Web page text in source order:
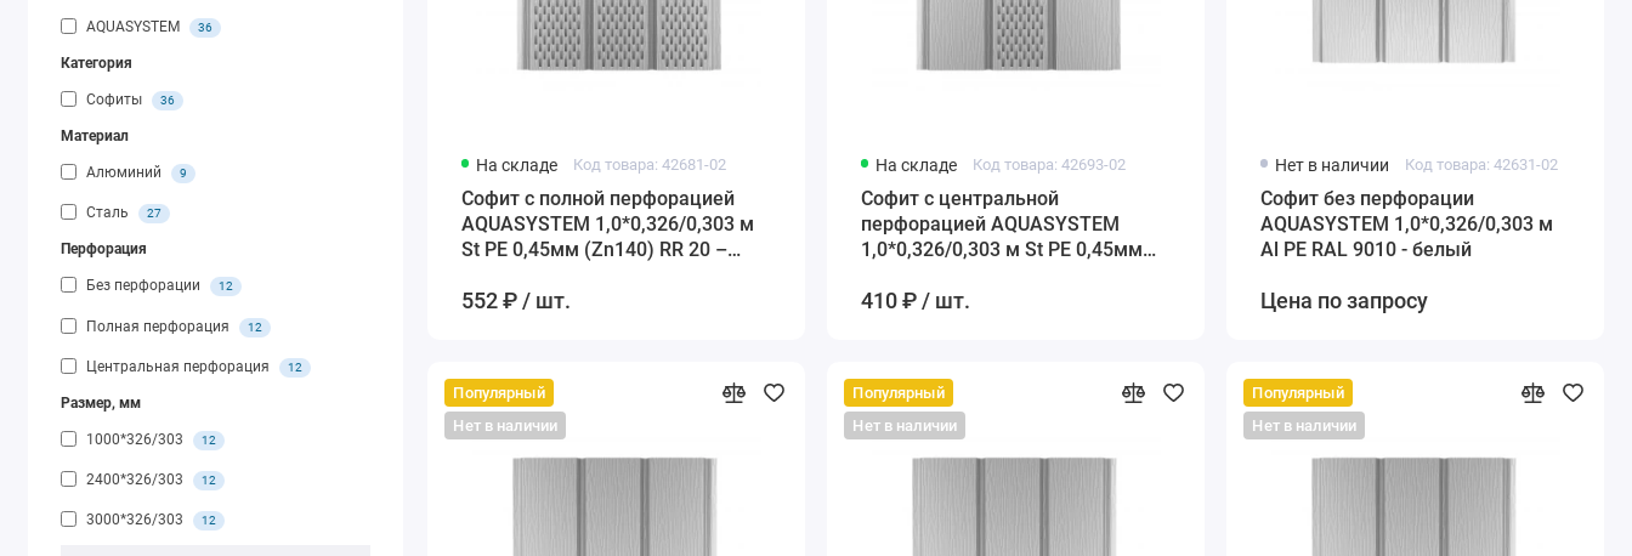
AQUASYSTEM 36
Категория
Софиты 36
Материал
Алюминий 9
Сталь 27
Перфорация
Без перфорации 12
Полная перфорация 12
Центральная перфорация 12
Размер, мм
1000*326/303 12
2400*326/303 12
3000*326/303 12
На складе Код товара: 42681-02
Софит с полной перфорацией
AQUASYSTEM 1,0*0,326/0,303 м
St PE 0,45мм (Zn140) RR 20 –
552 ₽ / шт.
На складе Код товара: 42693-02
Софит с центральной
перфорацией AQUASYSTEM
1,0*0,326/0,303 м St PE 0,45мм
410 ₽ / шт.
Нет в наличии Код товара: 42631-02
Софит без перфорации
AQUASYSTEM 1,0*0,326/0,303 м
Al PE RAL 9010 - белый
Цена по запросу
Популярный
Нет в наличии
Популярный
Нет в наличии
Популярный
Нет в наличии